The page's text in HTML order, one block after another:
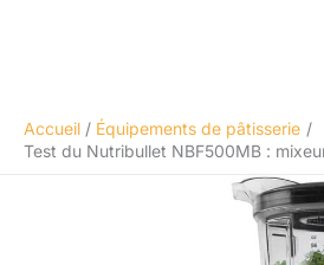
Accueil
Équipements de pâtisserie
Test du Nutribullet NBF500MB :